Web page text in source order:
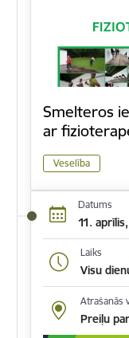
Smelteros
ar
Veselība
Datums
11.
Laiks
Visu
Atrašanās
Preiļu